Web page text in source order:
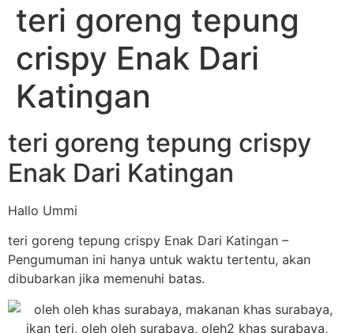
teri goreng tepung
crispy Enak Dari
Katingan
teri goreng tepung crispy
Enak Dari Katingan
Hallo Ummi
teri goreng tepung crispy Enak Dari Katingan –
Pengumuman ini hanya untuk waktu tertentu, akan
dibubarkan jika memenuhi batas.